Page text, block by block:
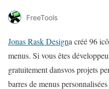
FreeTools
Jonas Rask Designa créé 96
menus. Si vous êtes
gratuitement dansvos projets
barres de menus